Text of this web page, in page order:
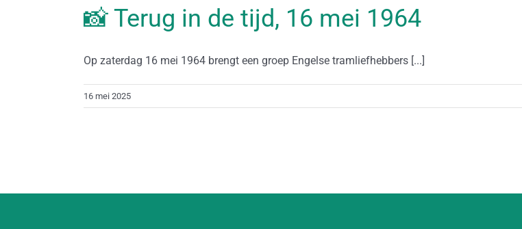
📸 Terug in de tijd, 16 mei 1964
Op zaterdag 16 mei 1964 brengt een groep Engelse tramliefhebbers [...]
16 mei 2025